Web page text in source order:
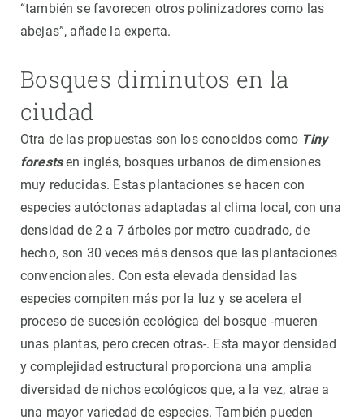
“también se favorecen otros polinizadores como las
abejas”, añade la experta.
Bosques diminutos en la
ciudad
Otra de las propuestas son los conocidos como Tiny
forestsen inglés, bosques urbanos de dimensiones
muy reducidas. Estas plantaciones se hacen con
especies autóctonas adaptadas al clima local, con una
densidad de 2 a 7 árboles por metro cuadrado, de
hecho, son 30 veces más densos que las plantaciones
convencionales. Con esta elevada densidad las
especies compiten más por la luz y se acelera el
proceso de sucesión ecológica del bosque -mueren
unas plantas, pero crecen otras-. Esta mayor densidad
y complejidad estructural proporciona una amplia
diversidad de nichos ecológicos que, a la vez, atrae a
una mayor variedad de especies. También pueden